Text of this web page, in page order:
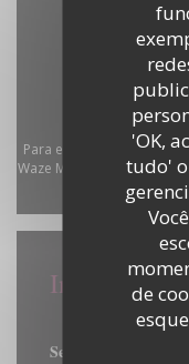
'OK,
tudo'
de
Para exibir o mapa
Waze Map (Google).
Seg